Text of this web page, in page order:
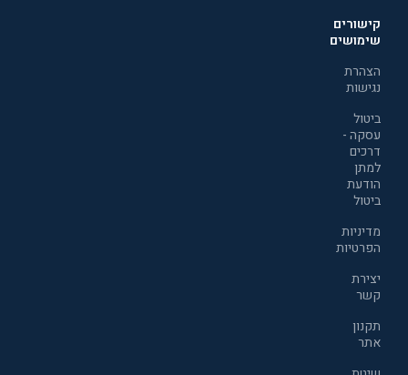
קישורים
שימושים
הצהרת
נגישות
ביטול
עסקה -
דרכים
למתן
הודעת
ביטול
מדיניות
הפרטיות
יצירת
קשר
תקנון
אתר